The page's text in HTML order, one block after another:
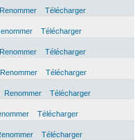
Renommer
Télécharger
Télécharger
Renommer
Télécharger
Renommer
Télécharger
Renommer
Télécharger
Télécharger
Télécharger